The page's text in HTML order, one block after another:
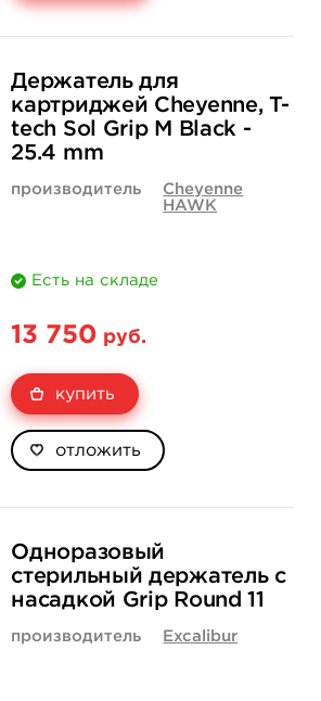
133 руб.
купить купить
Держатель для
картриджей Cheyenne, T-
tech Sol Grip M Black -
25.4 mm
производитель
Cheyenne
HAWK
Есть на складе
13 750 руб.
купить
отложить
Одноразовый
стерильный держатель с
насадкой Grip Round 11
производитель Excalibur